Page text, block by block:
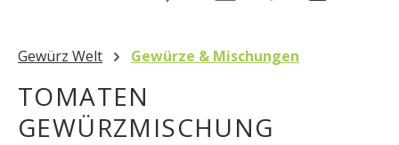
Gewürz Welt Gewürze & Mischungen
TOMATEN
GEWÜRZMISCHUNG